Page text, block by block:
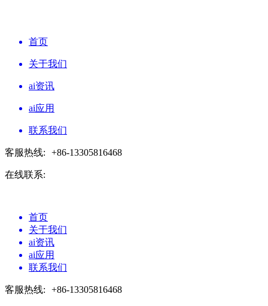
首页
关于我们
ai资讯
ai应用
联系我们
客服热线: +86-13305816468
在线联系:
首页
关于我们
ai资讯
ai应用
联系我们
客服热线: +86-13305816468